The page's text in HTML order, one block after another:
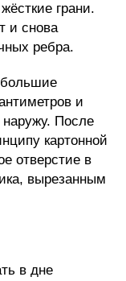
грани.
и снова
ребра.
и
После
картонной
отверстие в
вырезанным
в дне